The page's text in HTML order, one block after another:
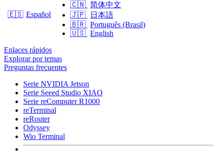
🇪🇸 Español
🇨🇳 简体中文
🇯🇵
日本語
🇧🇷 Português (Brasil)
🇺🇸 English
Enlaces rápidos
Explorar por temas
Preguntas frecuentes
Serie NVIDIA Jetson
Serie Seeed Studio XIAO
Serie reComputer R1000
reTerminal
reRouter
Odyssey
Wio Terminal